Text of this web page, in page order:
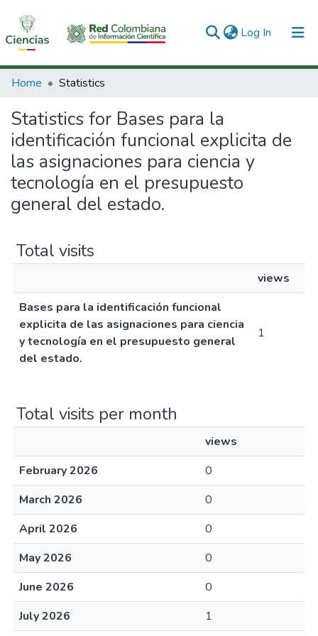
Log In (current)
Communities & Collections
All of DSpace
Home Statistics
Statistics for Bases para la
identificación funcional explicita de
las asignaciones para ciencia y
tecnología en el presupuesto
general del estado.
Total visits
views
Bases para la identificación funcional
explicita de las asignaciones para ciencia
y tecnología en el presupuesto general
del estado.
1
Total visits per month
views
February 2026
0
March 2026
0
April 2026
0
May 2026
0
June 2026
0
July 2026
1